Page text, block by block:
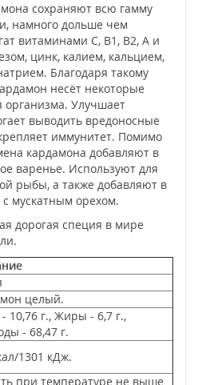
сохраняют всю гамму
намного дольше чем
витаминами С, B1, B2, A и
цинк, калием, кальцием,
Благодаря такому
несёт некоторые
организма. Улучшает
выводить вредоносные
иммунитет. Помимо
кардамона добавляют в
варенье. Используют для
рыбы, а также добавляют в
мускатным орехом.
дорогая специя в мире
целый.
10,76 г., Жиры - 6,7 г.,
- 68,47 г.
1301 кДж.
при температуре не выше